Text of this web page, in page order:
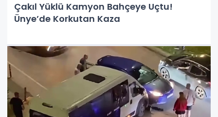
Çakıl Yüklü Kamyon Bahçeye Uçtu!
Ünye’de Korkutan Kaza